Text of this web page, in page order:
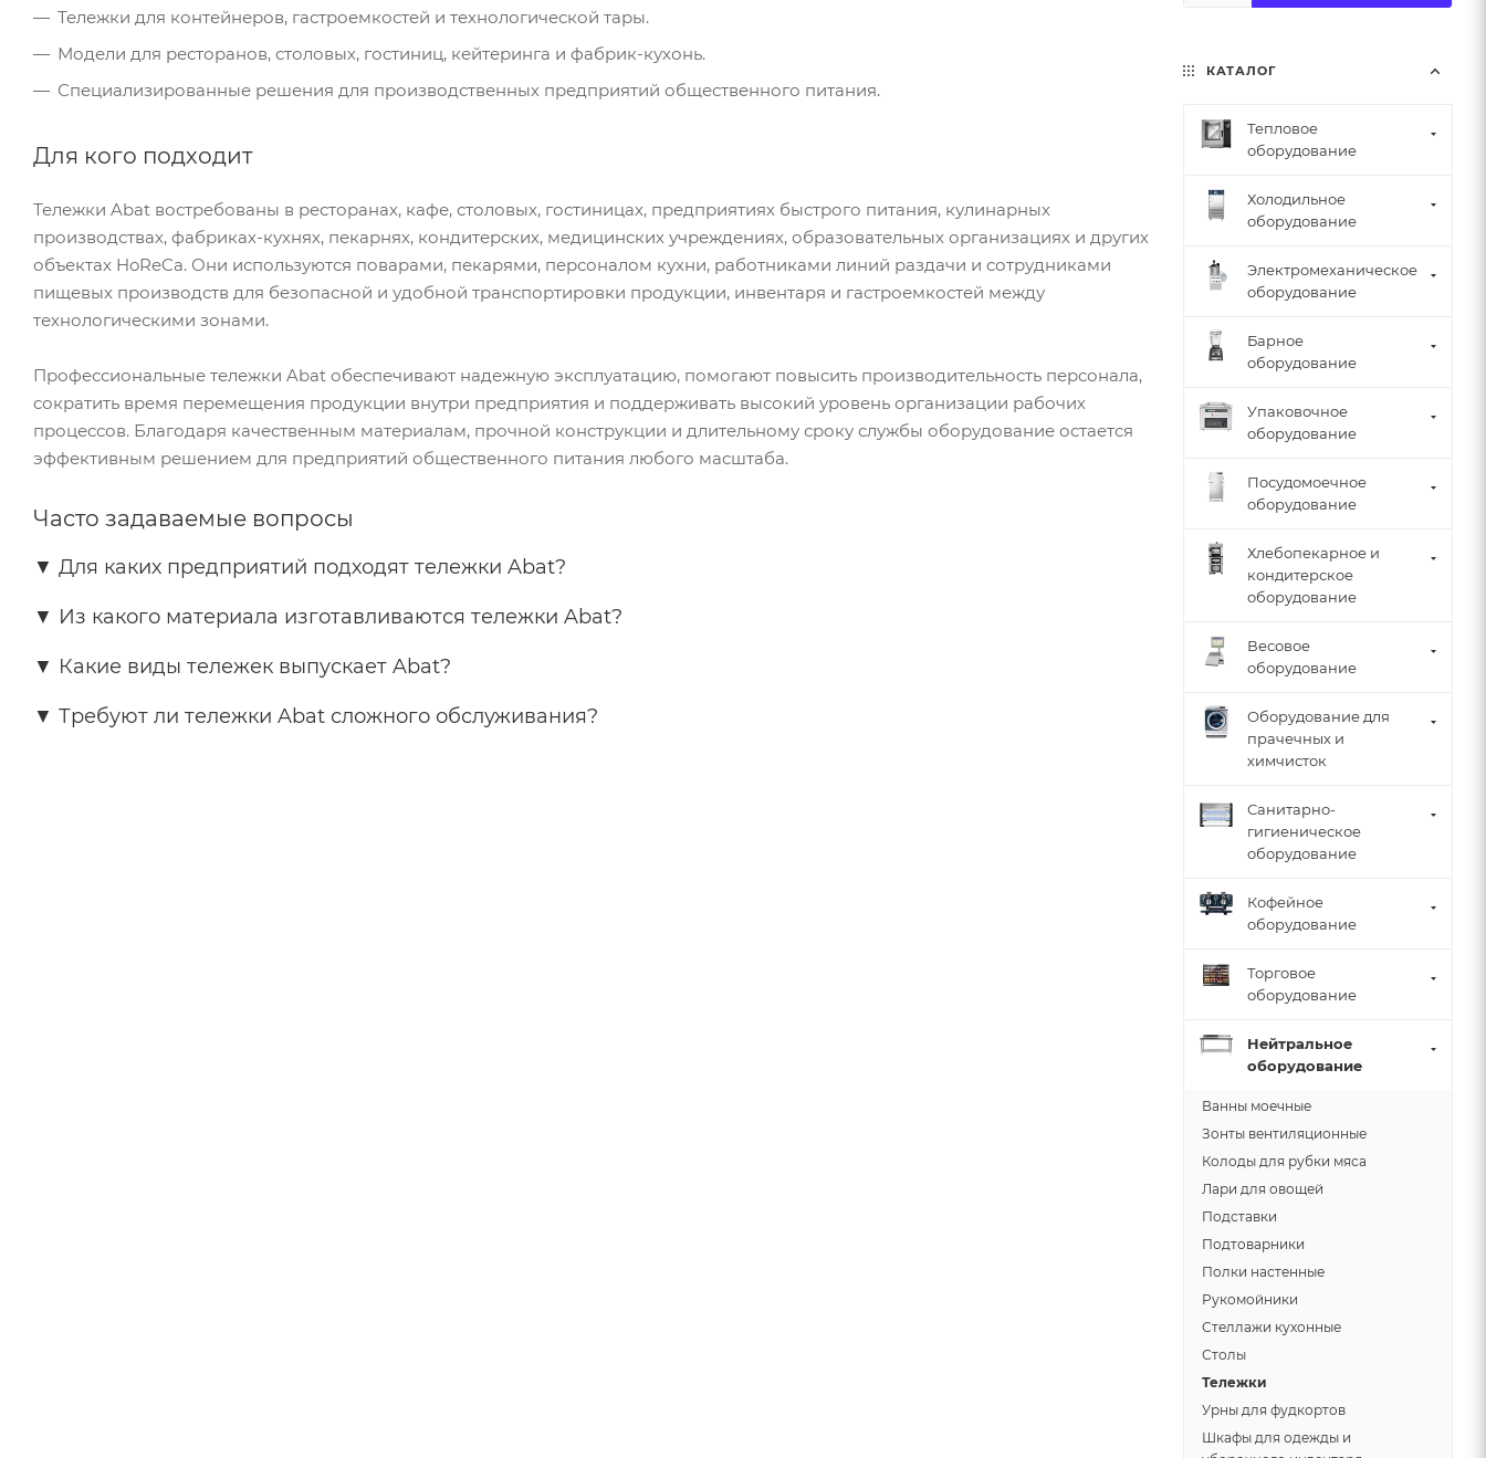
Тележки для контейнеров, гастроемкостей и технологической тары.
Модели для ресторанов, столовых, гостиниц, кейтеринга и фабрик-кухонь.
Специализированные решения для производственных предприятий общественного питания.
Для кого подходит
Тележки Abat востребованы в ресторанах, кафе, столовых, гостиницах, предприятиях быстрого питания, кулинарных
производствах, фабриках-кухнях, пекарнях, кондитерских, медицинских учреждениях, образовательных организациях и других
объектах HoReCa. Они используются поварами, пекарями, персоналом кухни, работниками линий раздачи и сотрудниками
пищевых производств для безопасной и удобной транспортировки продукции, инвентаря и гастроемкостей между
технологическими зонами.
Профессиональные тележки Abat обеспечивают надежную эксплуатацию, помогают повысить производительность персонала,
сократить время перемещения продукции внутри предприятия и поддерживать высокий уровень организации рабочих
процессов. Благодаря качественным материалам, прочной конструкции и длительному сроку службы оборудование остается
эффективным решением для предприятий общественного питания любого масштаба.
Часто задаваемые вопросы
▼ Для каких предприятий подходят тележки Abat?
▼ Из какого материала изготавливаются тележки Abat?
▼ Какие виды тележек выпускает Abat?
▼ Требуют ли тележки Abat сложного обслуживания?
КАТАЛОГ
Тепловое
оборудование
Холодильное
оборудование
Электромеханическое
оборудование
Барное
оборудование
Упаковочное
оборудование
Посудомоечное
оборудование
Хлебопекарное и
кондитерское
оборудование
Весовое
оборудование
Оборудование для
прачечных и
химчисток
Санитарно-
гигиеническое
оборудование
Кофейное
оборудование
Торговое
оборудование
Нейтральное
оборудование
Ванны моечные
Зонты вентиляционные
Колоды для рубки мяса
Лари для овощей
Подставки
Подтоварники
Полки настенные
Рукомойники
Стеллажи кухонные
Столы
Тележки
Урны для фудкортов
Шкафы для одежды и